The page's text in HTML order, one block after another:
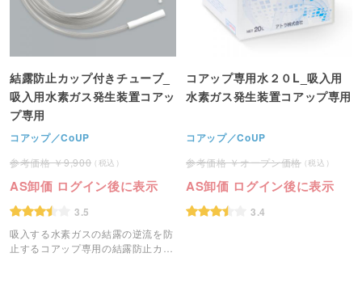
結露防止カップ付きチューブ_
吸入用水素ガス発生装置コアッ
プ専用
コアップ／CoUP
9,900
AS卸価 ログイン後に表示
3.5
吸入する水素ガスの結露の逆流を防
止するコアップ専用の結露防止カッ
コアップ専用水２０L_吸入用
水素ガス発生装置コアップ専用
コアップ／CoUP
オープン価格
AS卸価 ログイン後に表示
3.4